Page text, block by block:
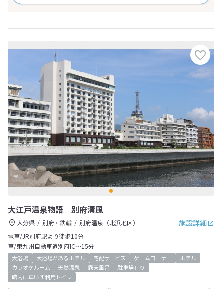
大江戸温泉物語 別府清風
施設詳細
大分県 別府・鉄輪
別府温泉（北浜地区）
電車/JR別府駅より徒歩10分
車/東九州自動車道別府IC～15分
大浴場 大浴場があるホテル 宅配サービス ゲームコーナー
ホテル
カラオケルーム
天然温泉 露天風呂
駐車場有り
館内に車いす利用トイレ